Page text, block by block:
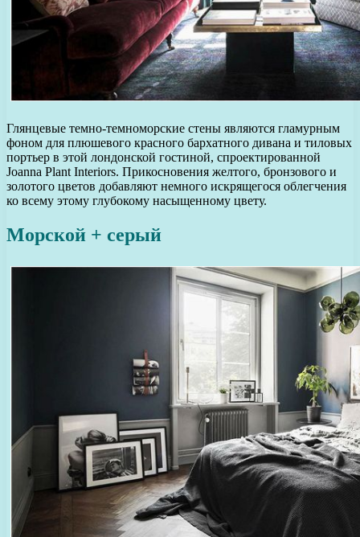
Глянцевые темно-темноморские стены являются гламурным
фоном для плюшевого красного бархатного дивана и тиловых
портьер в этой лондонской гостиной, спроектированной
Joanna Plant Interiors. Прикосновения желтого, бронзового и
золотого цветов добавляют немного искрящегося облегчения
ко всему этому глубокому насыщенному цвету.
Морской + серый